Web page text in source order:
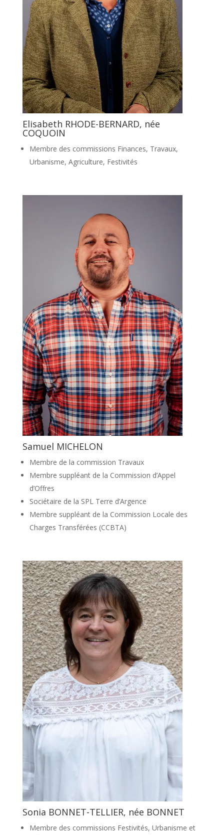
Elisabeth RHODE-BERNARD, née
COQUOIN
Membre des commissions Finances, Travaux,
Urbanisme, Agriculture, Festivités
Samuel MICHELON
Membre de la commission Travaux
Membre suppléant de la Commission d’Appel
d’Offres
Sociétaire de la SPL Terre d’Argence
Membre suppléant de la Commission Locale des
Charges Transférées (CCBTA)
Sonia BONNET-TELLIER, née BONNET
Membre des commissions Festivités, Urbanisme et